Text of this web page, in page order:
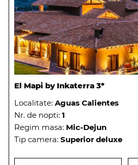
El Mapi by Inkaterra 3*
Localitate: Aguas Calientes
Nr. de nopti: 1
Regim masa: Mic-Dejun
Tip camera: Superior deluxe